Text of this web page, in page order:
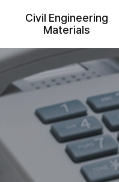
Civil Engineering
Materials